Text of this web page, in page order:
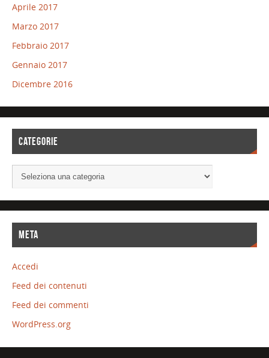
Aprile 2017
Marzo 2017
Febbraio 2017
Gennaio 2017
Dicembre 2016
CATEGORIE
META
Accedi
Feed dei contenuti
Feed dei commenti
WordPress.org